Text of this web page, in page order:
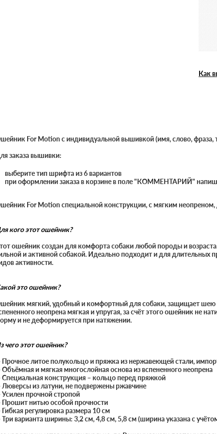
Как
For Motion с индивидуальной вышивкой (имя, слово, фраза,
заказа вышивки:
выберите тип шрифта из 6 вариантов
при оформлении заказа в корзине в поле "КОММЕНТАРИЙ"
For Motion специальной конструкции, с мягким неопреном,
кого этот ошейник?
ошейник создан для комфорта собаки любой породы и
и активной собакой. Идеально подходит и для длительных
активности.
это ошейник?
мягкий, удобный и комфортный для собаки, защищает шею
неопрена мягкая и упругая, за счёт этого ошейник не
и не деформируется при натяжении.
чего этот ошейник?
Прочное литое полукольцо и пряжка из нержавеющей стали,
Объёмная и мягкая многослойная основа из вспененного неопрена
Специальная конструкция – кольцо перед пряжкой
Люверсы из латуни, не подвержены ржавчине
Усилен прочной стропой
Прошит нитью особой прочности
Гибкая регулировка размера 10 см
Три варианта ширины: 3,2 см, 4,8 см, 5,8 см (ширина указана с